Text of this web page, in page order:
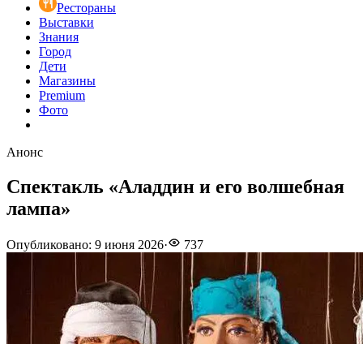
Рестораны
Выставки
Знания
Город
Дети
Магазины
Premium
Фото
Анонс
Спектакль «Аладдин и его волшебная
лампа»
Опубликовано: 9 июня 2026· 737